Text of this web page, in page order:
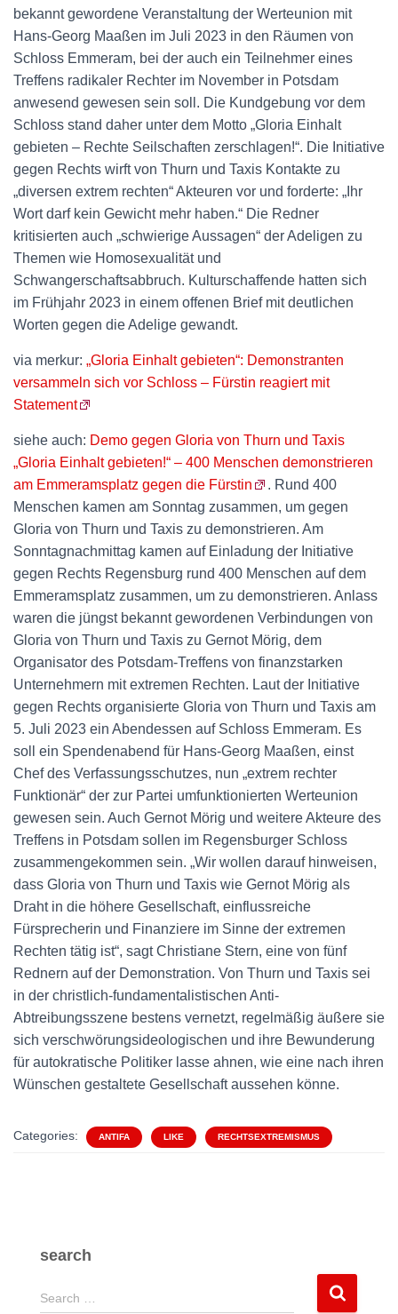
bekannt gewordene Veranstaltung der Werteunion mit
Hans-Georg Maaßen im Juli 2023 in den Räumen von
Schloss Emmeram, bei der auch ein Teilnehmer eines
Treffens radikaler Rechter im November in Potsdam
anwesend gewesen sein soll. Die Kundgebung vor dem
Schloss stand daher unter dem Motto „Gloria Einhalt
gebieten – Rechte Seilschaften zerschlagen!“. Die Initiative
gegen Rechts wirft von Thurn und Taxis Kontakte zu
„diversen extrem rechten“ Akteuren vor und forderte: „Ihr
Wort darf kein Gewicht mehr haben.“ Die Redner
kritisierten auch „schwierige Aussagen“ der Adeligen zu
Themen wie Homosexualität und
Schwangerschaftsabbruch. Kulturschaffende hatten sich
im Frühjahr 2023 in einem offenen Brief mit deutlichen
Worten gegen die Adelige gewandt.
via merkur: „Gloria Einhalt gebieten“: Demonstranten
versammeln sich vor Schloss – Fürstin reagiert mit
Statement
siehe auch: Demo gegen Gloria von Thurn und Taxis
„Gloria Einhalt gebieten!“ – 400 Menschen demonstrieren
am Emmeramsplatz gegen die Fürstin
. Rund 400
Menschen kamen am Sonntag zusammen, um gegen
Gloria von Thurn und Taxis zu demonstrieren. Am
Sonntagnachmittag kamen auf Einladung der Initiative
gegen Rechts Regensburg rund 400 Menschen auf dem
Emmeramsplatz zusammen, um zu demonstrieren. Anlass
waren die jüngst bekannt gewordenen Verbindungen von
Gloria von Thurn und Taxis zu Gernot Mörig, dem
Organisator des Potsdam-Treffens von finanzstarken
Unternehmern mit extremen Rechten. Laut der Initiative
gegen Rechts organisierte Gloria von Thurn und Taxis am
5. Juli 2023 ein Abendessen auf Schloss Emmeram. Es
soll ein Spendenabend für Hans-Georg Maaßen, einst
Chef des Verfassungsschutzes, nun „extrem rechter
Funktionär“ der zur Partei umfunktionierten Werteunion
gewesen sein. Auch Gernot Mörig und weitere Akteure des
Treffens in Potsdam sollen im Regensburger Schloss
zusammengekommen sein. „Wir wollen darauf hinweisen,
dass Gloria von Thurn und Taxis wie Gernot Mörig als
Draht in die höhere Gesellschaft, einflussreiche
Fürsprecherin und Finanziere im Sinne der extremen
Rechten tätig ist“, sagt Christiane Stern, eine von fünf
Rednern auf der Demonstration. Von Thurn und Taxis sei
in der christlich-fundamentalistischen Anti-
Abtreibungsszene bestens vernetzt, regelmäßig äußere sie
sich verschwörungsideologischen und ihre Bewunderung
für autokratische Politiker lasse ahnen, wie eine nach ihren
Wünschen gestaltete Gesellschaft aussehen könne.
Categories: ANTIFA LIKE RECHTSEXTREMISMUS
search
S
e
Search …